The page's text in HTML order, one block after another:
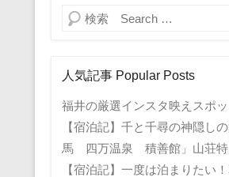
検索
人気記事 Popular Posts
福井の厳選インスタ映えスポ
【宿泊記】千と千尋の神隠し
馬 四万温泉 積善館」山荘特
【宿泊記】一度は泊まりたい